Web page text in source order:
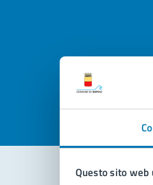
Questo sito